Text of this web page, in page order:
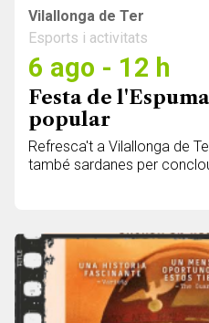
Vilallonga de Ter
Esports i activitats
6 ago - 12 h
Festa de
popular
Refresca't a Vilallonga de
també sardanes per